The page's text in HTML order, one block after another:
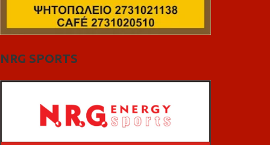
NRG SPORTS